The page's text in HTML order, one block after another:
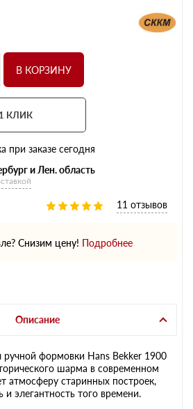
В КОРЗИНУ
КЛИК
при заказе сегодня
и Лен. область
11 отзывов
Снизим цену! Подробнее
Описание
формовки Hans Bekker 1900
шарма в современном
атмосферу старинных построек,
и элегантность того времени.